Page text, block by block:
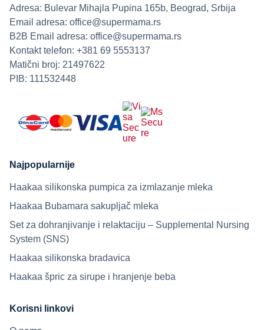
Adresa: Bulevar Mihajla Pupina 165b, Beograd, Srbija
Email adresa: office@supermama.rs
B2B Email adresa: office@supermama.rs
Kontakt telefon: +381 69 5553137
Matični broj: 21497622
PIB: 111532448
Najpopularnije
Haakaa silikonska pumpica za izmlazanje mleka
Haakaa Bubamara sakupljač mleka
Set za dohranjivanje i relaktaciju – Supplemental Nursing
System (SNS)
Haakaa silikonska bradavica
Haakaa špric za sirupe i hranjenje beba
Korisni linkovi